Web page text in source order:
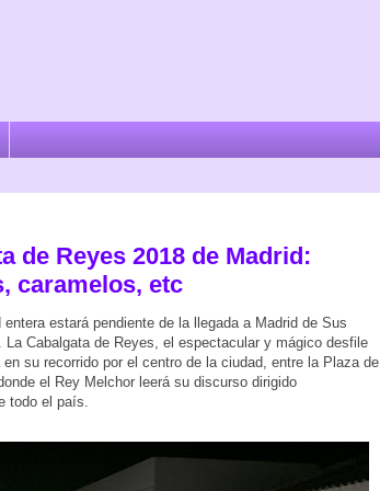
de Reyes 2018 de Madrid:
caramelos, etc
estará pendiente de la llegada a Madrid de Sus
Cabalgata de Reyes, el espectacular y mágico desfile
su recorrido por el centro de la ciudad, entre la Plaza de
el Rey Melchor leerá su discurso dirigido
todo el país.